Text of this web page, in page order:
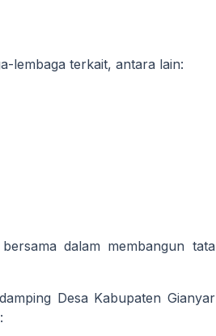
lembaga terkait, antara lain:
dalam membangun tata
Desa Kabupaten Gianyar